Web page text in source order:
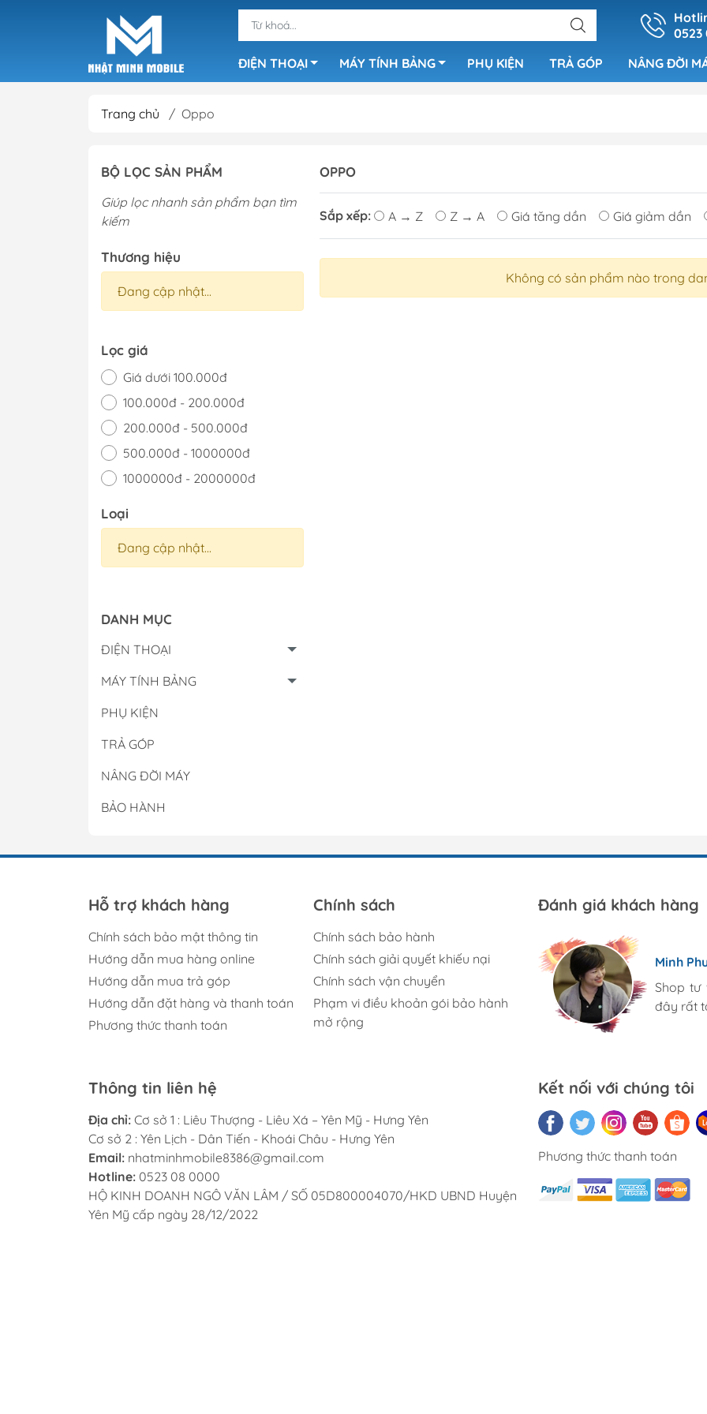
0523
ĐIỆN THOẠI
iPhone 16 Series
iPhone 15 Series
iPhone 14 Series
iPhone 12 Series
Samsung S21 Series
MÁY TÍNH BẢNG PHỤ KIỆN TRẢ GÓP NÂNG ĐỜI
Trang chủ / Oppo
OPPO
Sắp xếp: A → Z Z → A Giá tăng dần Giá giảm dần
Không có sản phẩm nào trong
BỘ LỌC SẢN PHẨM
Giúp lọc nhanh sản phẩm bạn tìm
kiếm
Thương hiệu
Đang cập nhật...
Lọc giá
Giá dưới 100.000đ
100.000đ - 200.000đ
200.000đ - 500.000đ
500.000đ - 1000000đ
1000000đ - 2000000đ
Loại
Đang cập nhật...
DANH MỤC
ĐIỆN THOẠI
MÁY TÍNH BẢNG
PHỤ KIỆN
TRẢ GÓP
NÂNG ĐỜI MÁY
BẢO HÀNH
Hỗ trợ khách hàng
Chính sách bảo mật thông tin
Hướng dẫn mua hàng online
Hướng dẫn mua trả góp
Hướng dẫn đặt hàng và thanh toán
Phương thức thanh toán
Chính sách
Chính sách bảo hành
Chính sách giải quyết khiếu nại
Chính sách vận chuyển
Phạm vi điều khoản gói bảo hành
mở rộng
Đánh giá khách hàng
Mình rất
Ở đây
so với
Minh
Shop tư
đây rất
Thông tin liên hệ
Địa chỉ: Cơ sở 1 : Liêu Thượng - Liêu Xá – Yên Mỹ - Hưng Yên
Cơ sở 2 : Yên Lịch - Dân Tiến - Khoái Châu - Hưng Yên
Email: nhatminhmobile8386@gmail.com
Hotline: 0523 08 0000
HỘ KINH DOANH NGÔ VĂN LÂM / SỐ 05D800004070/HKD UBND Huyện
Yên Mỹ cấp ngày 28/12/2022
Kết nối với chúng tôi
Phương thức thanh toán